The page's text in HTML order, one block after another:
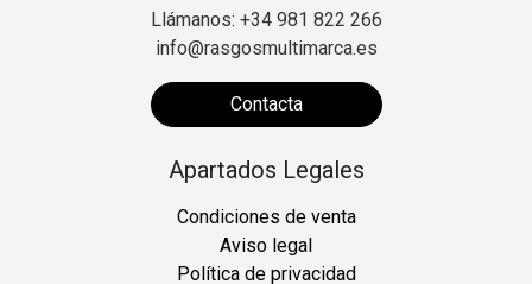
Llámanos: +34 981 822 266
info@rasgosmultimarca.es
Contacta
Apartados Legales
Condiciones de venta
Aviso legal
Política de privacidad